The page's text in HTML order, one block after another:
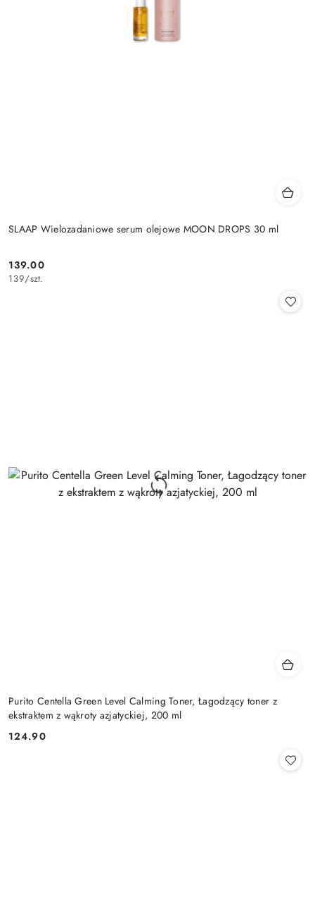
SLAAP Wielozadaniowe serum olejowe MOON DROPS 30 ml
Cena:
139.00
139/szt.
Purito Centella Green Level Calming Toner, Łagodzący toner z
ekstraktem z wąkroty azjatyckiej, 200 ml
Cena:
124.90